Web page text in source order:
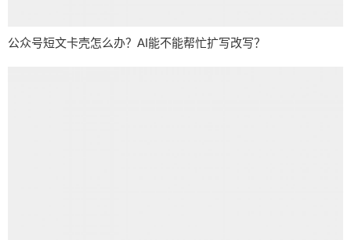
公众号短文卡壳怎么办？AI能不能帮忙扩写改写？